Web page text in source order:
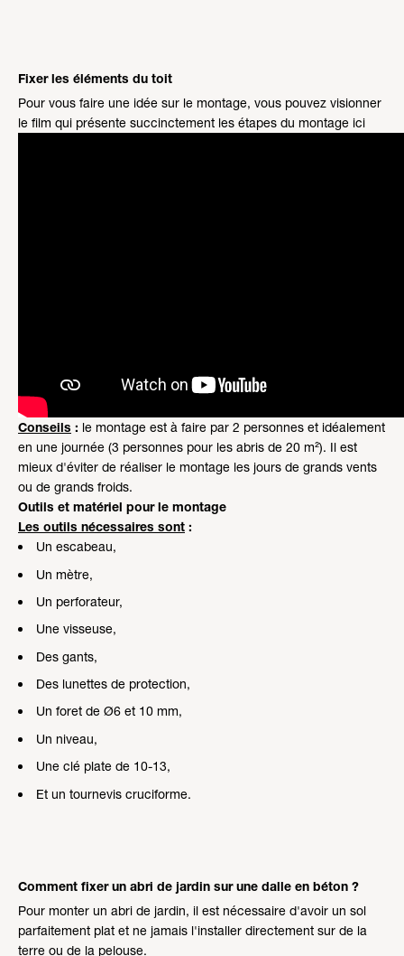
Fixer les éléments du toit
Pour vous faire une idée sur le montage, vous pouvez visionner
le film qui présente succinctement les étapes du montage ici
Conseils : le montage est à faire par 2 personnes et idéalement
en une journée (3 personnes pour les abris de 20 m²). Il est
mieux d'éviter de réaliser le montage les jours de grands vents
ou de grands froids.
Outils et matériel pour le montage
Les outils nécessaires sont :
Un escabeau,
Un mètre,
Un perforateur,
Une visseuse,
Des gants,
Des lunettes de protection,
Un foret de Ø6 et 10 mm,
Un niveau,
Une clé plate de 10-13,
Et un tournevis cruciforme.
Comment fixer un abri de jardin sur une dalle en béton ?
Pour monter un abri de jardin, il est nécessaire d'avoir un sol
parfaitement plat et ne jamais l'installer directement sur de la
terre ou de la pelouse.